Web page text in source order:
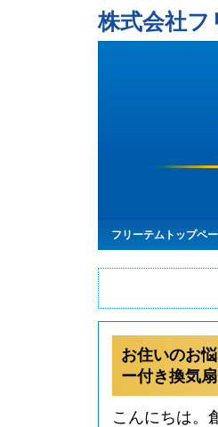
株式会社
フリーテムトップペ
お住いのお
ー付き換気
こんにちは。